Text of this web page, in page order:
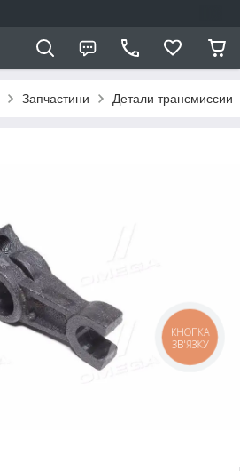
Запчастини Детали трансмиссии
КНОПКА
ЗВ'ЯЗКУ